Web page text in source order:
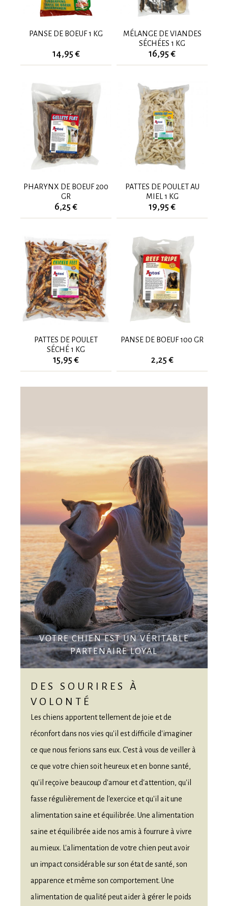
PANSE DE BOEUF 1 KG
14,95 €
MÉLANGE DE VIANDES
SÉCHÉES 1 KG
16,95 €
PHARYNX DE BOEUF 200
GR
6,25 €
PATTES DE POULET AU
MIEL 1 KG
19,95 €
PATTES DE POULET
SÉCHÉ 1 KG
15,95 €
PANSE DE BOEUF 100 GR
2,25 €
VOTRE CHIEN EST UN VÉRITABLE
PARTENAIRE LOYAL
DES SOURIRES À
VOLONTÉ
Les chiens apportent tellement de joie et de
réconfort dans nos vies qu'il est difficile d'imaginer
ce que nous ferions sans eux. C'est à vous de veiller à
ce que votre chien soit heureux et en bonne santé,
qu'il reçoive beaucoup d'amour et d'attention, qu'il
fasse régulièrement de l'exercice et qu'il ait une
alimentation saine et équilibrée. Une alimentation
saine et équilibrée aide nos amis à fourrure à vivre
au mieux. L'alimentation de votre chien peut avoir
un impact considérable sur son état de santé, son
apparence et même son comportement. Une
alimentation de qualité peut aider à gérer le poids